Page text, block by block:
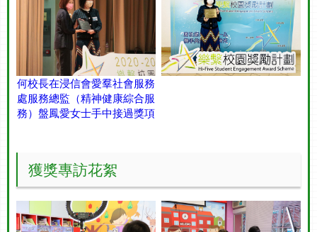
何校長在浸信會愛羣社會服務
處服務總監（精神健康綜合服
務）盤鳳愛女士手中接過獎項
獲獎專訪花絮